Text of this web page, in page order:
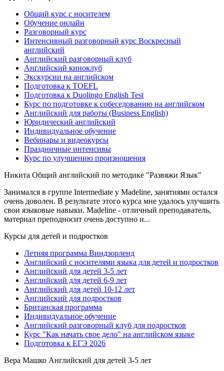
Общий курс с носителем
Обучение онлайн
Разговорный курс
Интенсивный разговорный курс Воскресный
английский
Английский разговорный клуб
Английский киноклуб
Экскурсии на английском
Подготовка к TOEFL
Подготовка к Duolingo English Test
Курс по подготовке к собеседованию на английском
Английский для работы (Business English)
Юридический английский
Индивидуальное обучение
Вебинары и видеокурсы
Праздничные интенсивы
Курс по улучшению произношения
Никита Общий английский по методике "Развяжи Язык"
Занимался в группе Intermediate у Madeline, занятиями остался
очень доволен. В результате этого курса мне удалось улучшить
свои языковые навыки. Madeline - отличный преподаватель,
материал преподносит очень доступно и...
Курсы для детей и подростков
Летняя программа Виндзорленд
Английский с носителями языка для детей и подростков
Английский для детей 3-5 лет
Английский для детей 6-9 лет
Английский для детей 10-12 лет
Английский для подростков
Британская программа
Индивидуальное обучение
Английский разговорный клуб для подростков
Курс "Как начать свое дело" на английском языке
Подготовка к ЕГЭ 2026
Вера Машко Английский для детей 3-5 лет